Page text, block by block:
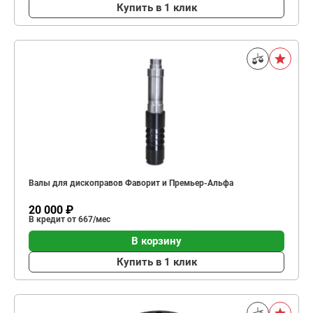
Купить в 1 клик
Валы для дископравов Фаворит и Премьер-Альфа
20 000 ₽
В кредит от 667/мес
В корзину
Купить в 1 клик